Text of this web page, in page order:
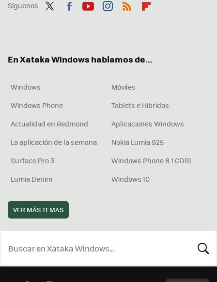
Síguenos
En Xataka Windows hablamos de...
Windows
Móviles
Windows Phone
Tablets e Híbridos
Actualidad en Redmond
Aplicaciones Windows
La aplicación de la semana
Nokia Lumia 925
Surface Pro 3
Windows Phone 8.1 GDR1
Lumia Denim
Windows 10
VER MÁS TEMAS